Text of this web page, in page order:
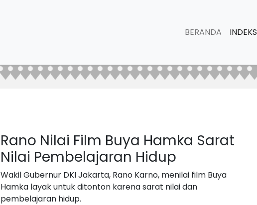
BERANDA INDEKS
Rano Nilai Film Buya Hamka Sarat
Nilai Pembelajaran Hidup
Wakil Gubernur DKI Jakarta, Rano Karno, menilai film Buya
Hamka layak untuk ditonton karena sarat nilai dan
pembelajaran hidup.